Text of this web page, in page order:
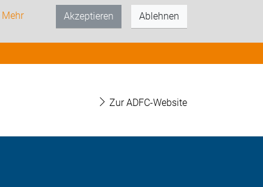
Mehr
Akzeptieren Ablehnen
Zur ADFC-Website